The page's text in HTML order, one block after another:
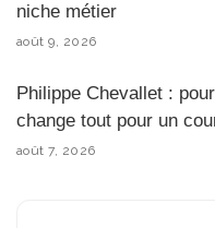
niche métier
août 9, 2026
Philippe Chevallet :
change tout pour un
août 7, 2026